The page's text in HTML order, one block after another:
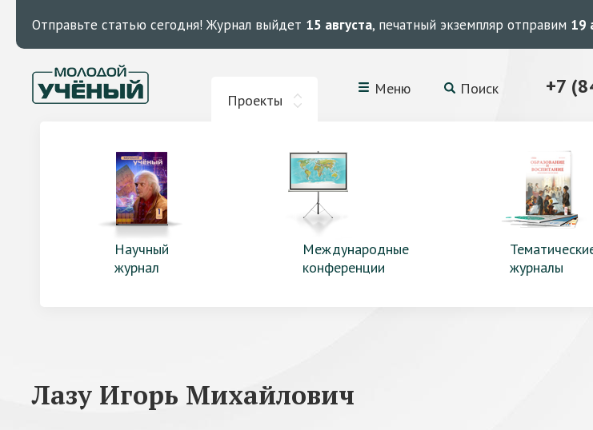
Отправьте статью сегодня! Журнал выйдет 15 августа, печатный экземпляр отправим 19
Проекты
Меню Поиск +7
Научный
журнал
Международные
конференции
журналы
Лазу Игорь Михайлович